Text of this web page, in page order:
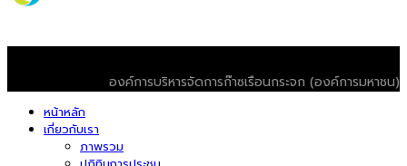
องค์การบริหารจัดการก๊าซเรือนกระจก (องค์การมหาชน)
หน้าหลัก
เกี่ยวกับเรา
ภาพรวม